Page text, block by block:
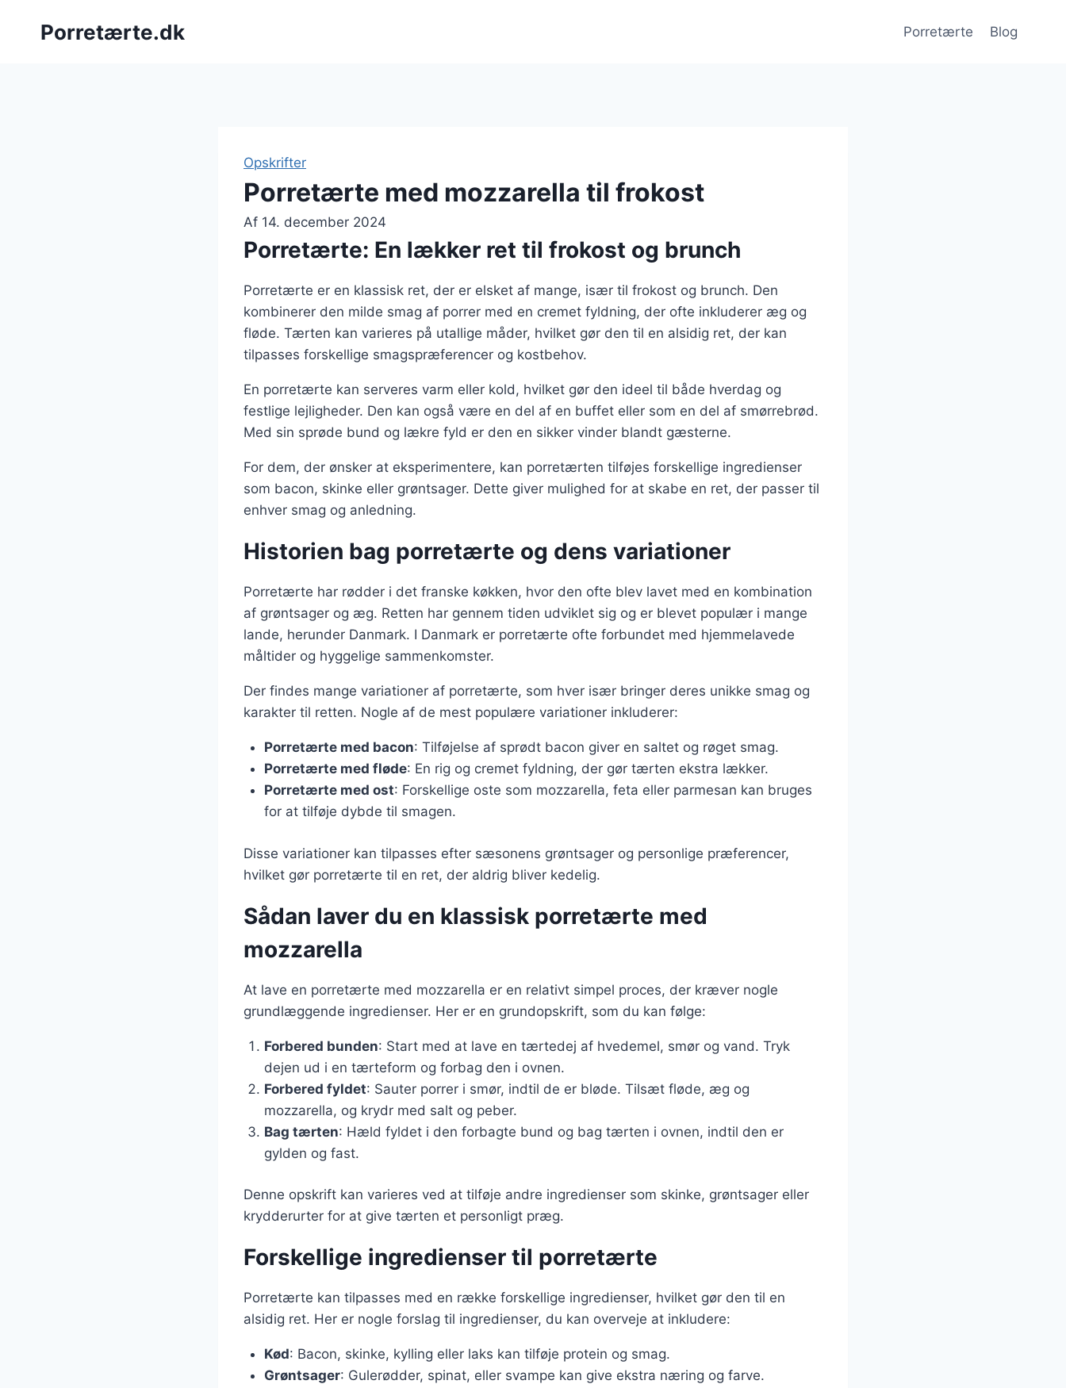
Porretærte.dk Porretærte Blog
Opskrifter
Porretærte med mozzarella til frokost
Af 14. december 2024
Porretærte: En lækker ret til frokost og brunch
Porretærte er en klassisk ret, der er elsket af mange, især til frokost og brunch. Den
kombinerer den milde smag af porrer med en cremet fyldning, der ofte inkluderer æg og
fløde. Tærten kan varieres på utallige måder, hvilket gør den til en alsidig ret, der kan
tilpasses forskellige smagspræferencer og kostbehov.
En porretærte kan serveres varm eller kold, hvilket gør den ideel til både hverdag og
festlige lejligheder. Den kan også være en del af en buffet eller som en del af smørrebrød.
Med sin sprøde bund og lækre fyld er den en sikker vinder blandt gæsterne.
For dem, der ønsker at eksperimentere, kan porretærten tilføjes forskellige ingredienser
som bacon, skinke eller grøntsager. Dette giver mulighed for at skabe en ret, der passer til
enhver smag og anledning.
Historien bag porretærte og dens variationer
Porretærte har rødder i det franske køkken, hvor den ofte blev lavet med en kombination
af grøntsager og æg. Retten har gennem tiden udviklet sig og er blevet populær i mange
lande, herunder Danmark. I Danmark er porretærte ofte forbundet med hjemmelavede
måltider og hyggelige sammenkomster.
Der findes mange variationer af porretærte, som hver især bringer deres unikke smag og
karakter til retten. Nogle af de mest populære variationer inkluderer:
Porretærte med bacon: Tilføjelse af sprødt bacon giver en saltet og røget smag.
Porretærte med fløde: En rig og cremet fyldning, der gør tærten ekstra lækker.
Porretærte med ost: Forskellige oste som mozzarella, feta eller parmesan kan bruges
for at tilføje dybde til smagen.
Disse variationer kan tilpasses efter sæsonens grøntsager og personlige præferencer,
hvilket gør porretærte til en ret, der aldrig bliver kedelig.
Sådan laver du en klassisk porretærte med
mozzarella
At lave en porretærte med mozzarella er en relativt simpel proces, der kræver nogle
grundlæggende ingredienser. Her er en grundopskrift, som du kan følge:
Forbered bunden: Start med at lave en tærtedej af hvedemel, smør og vand. Tryk
dejen ud i en tærteform og forbag den i ovnen.
Forbered fyldet: Sauter porrer i smør, indtil de er bløde. Tilsæt fløde, æg og
mozzarella, og krydr med salt og peber.
Bag tærten: Hæld fyldet i den forbagte bund og bag tærten i ovnen, indtil den er
gylden og fast.
Denne opskrift kan varieres ved at tilføje andre ingredienser som skinke, grøntsager eller
krydderurter for at give tærten et personligt præg.
Forskellige ingredienser til porretærte
Porretærte kan tilpasses med en række forskellige ingredienser, hvilket gør den til en
alsidig ret. Her er nogle forslag til ingredienser, du kan overveje at inkludere:
Kød: Bacon, skinke, kylling eller laks kan tilføje protein og smag.
Grøntsager: Gulerødder, spinat, eller svampe kan give ekstra næring og farve.